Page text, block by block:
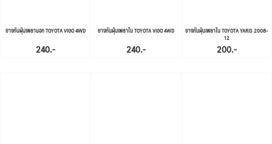
ยางกันฝุ่นเพลานอก TOYOTA VIGO 4WD
240.-
ยางกันฝุ่นเพลาใน TOYOTA VIGO 4WD
240.-
ยางกันฝุ่นเพลาใน TOYOTA YARIS 2008-
12
200.-